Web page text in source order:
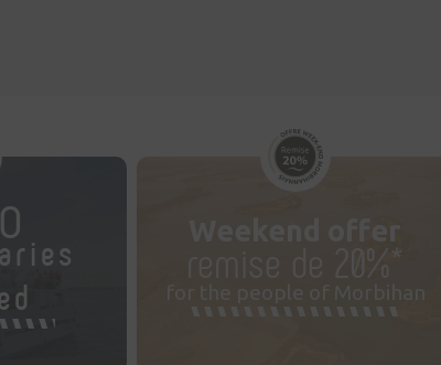
Weekend offer
remise de 20%*
for the people of Morbihan